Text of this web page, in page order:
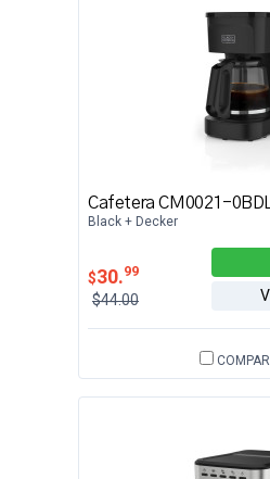
Cafetera CM0021-
Black + Decker
$30.99
$44.00